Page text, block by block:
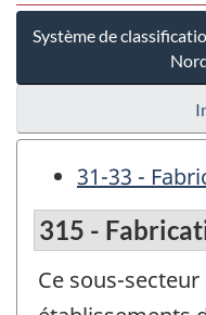
Système de
31-33 -
315 -
Ce sous-